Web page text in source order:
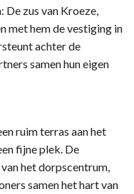
zus van Kroeze,
met hem de vestiging in
achter de
samen hun eigen
ruim terras aan het
fijne plek. De
het dorpscentrum,
samen het hart van